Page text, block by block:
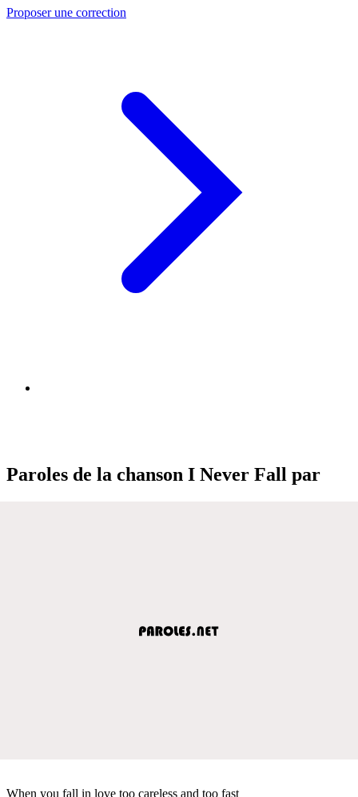
Proposer une correction
Paroles de la chanson I Never Fall par
When you fall in love too careless and too fast